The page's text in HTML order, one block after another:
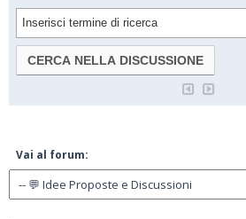
Vai al forum: